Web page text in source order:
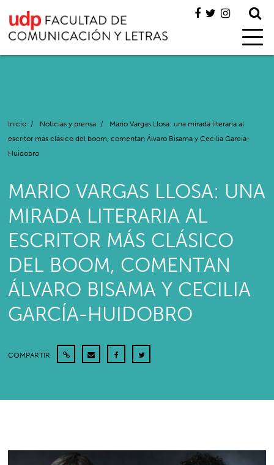
Inicio / Noticias y prensa /
Mario Vargas Llosa: una mirada literaria al
escritor más clásico del boom, comentan Álvaro Bisama y Cecilia García-
Huidobro
MARIO VARGAS LLOSA: UNA
MIRADA LITERARIA AL
ESCRITOR MÁS CLÁSICO
DEL BOOM, COMENTAN
ÁLVARO BISAMA Y CECILIA
GARCÍA-HUIDOBRO
COMPARTIR